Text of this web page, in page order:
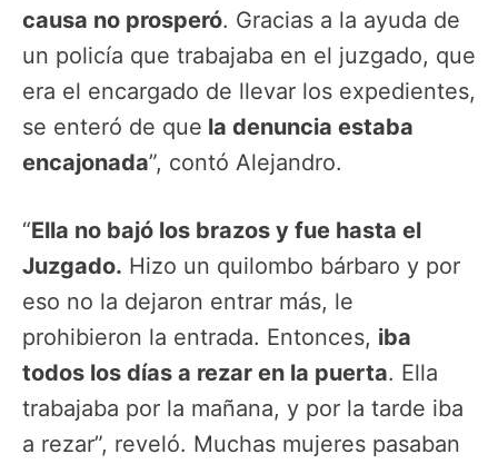
causa no prosperó. Gracias a la ayuda de
un policía que trabajaba en el juzgado, que
era el encargado de llevar los expedientes,
se enteró de que la denuncia estaba
encajonada”, contó Alejandro.
“Ella no bajó los brazos y fue hasta el
Juzgado. Hizo un quilombo bárbaro y por
eso no la dejaron entrar más, le
prohibieron la entrada. Entonces, iba
todos los días a rezar en la puerta. Ella
trabajaba por la mañana, y por la tarde iba
a rezar”, reveló. Muchas mujeres pasaban